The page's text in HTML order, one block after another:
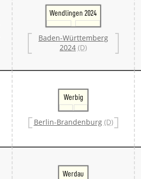
Wendlingen 2024
Baden-Württemberg
2024 (D)
Werbig
Berlin-Brandenburg (D)
Werdau